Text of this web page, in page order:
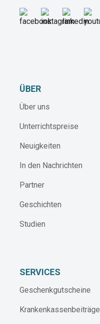
ÜBER
Über uns
Unterrichtspreise
Neuigkeiten
In den Nachrichten
Partner
Geschichten
Studien
SERVICES
Geschenkgutscheine
Krankenkassenbeiträge